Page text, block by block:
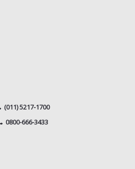
(011) 5217-1700
0800-666-3433